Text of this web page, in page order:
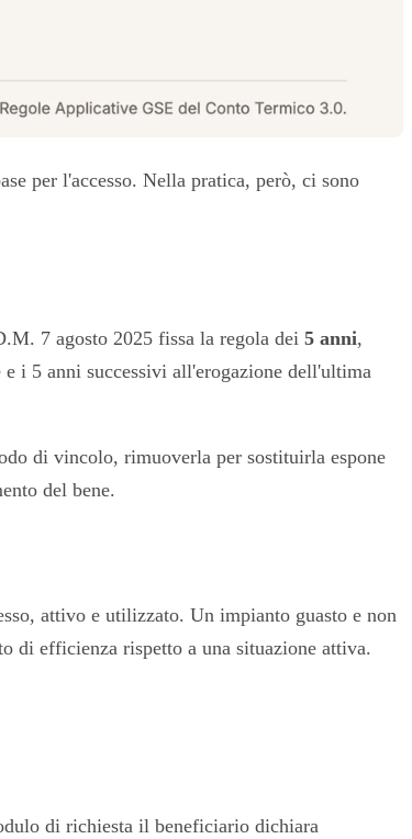
per l'accesso. Nella pratica, però, ci sono
7 agosto 2025 fissa la regola dei 5 anni,
i 5 anni successivi all'erogazione dell'ultima
di vincolo, rimuoverla per sostituirla espone
del bene.
attivo e utilizzato. Un impianto guasto e non
di efficienza rispetto a una situazione attiva.
di richiesta il beneficiario dichiara